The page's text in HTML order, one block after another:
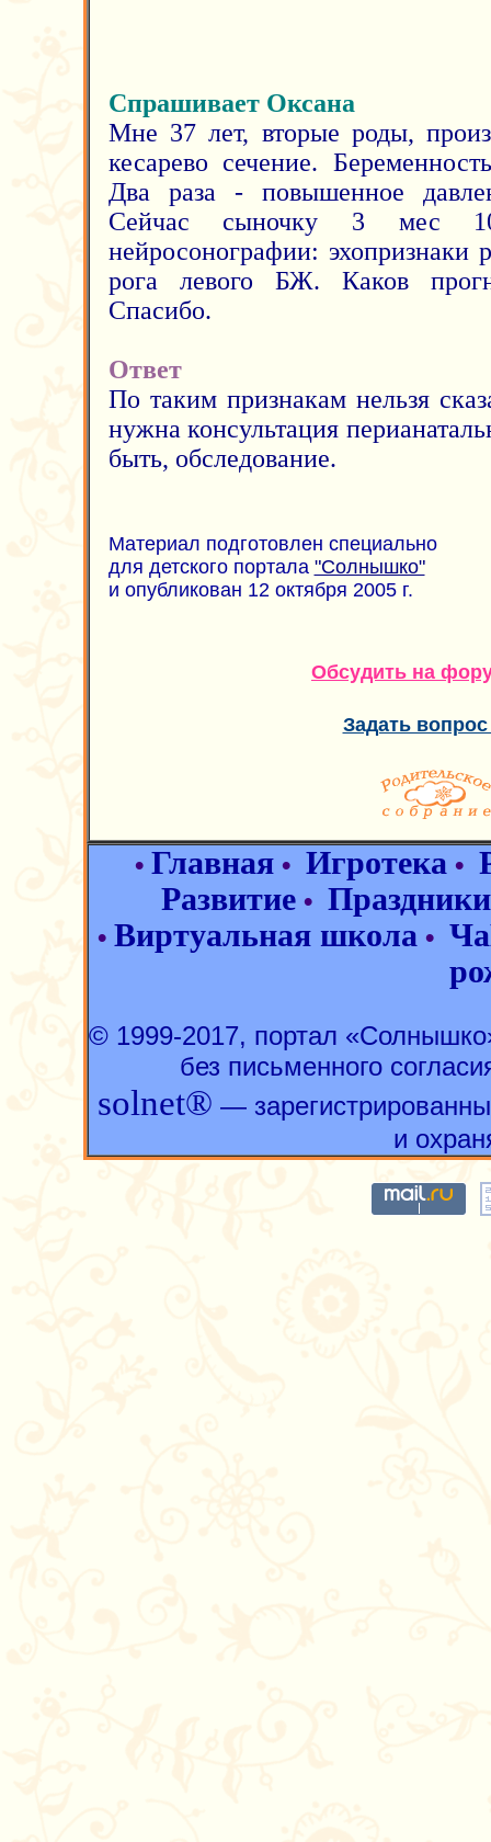
Спрашивает Оксана
Мне 37 лет, вторые роды,
кесарево сечение.
Два раза - повышенное
Сейчас сыночку 3 мес
нейросонографии: эхопризнаки
рога левого БЖ. Каков
Спасибо.
Ответ
По таким признакам нельзя
нужна консультация
быть, обследование.
Материал подготовлен специально
для детского портала "Солнышко"
и опубликован 12 октября 2005 г.
Обсудить на
Задать
• Главная • Игротека •
Развитие• Праздники
• Виртуальная школа •
© 1999-2017, портал
без письменного
solnet® —
и